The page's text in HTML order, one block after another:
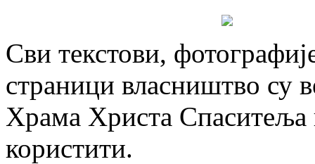
Сви текстови,
страници власништво су
Храма Христа Спаситеља
користити.